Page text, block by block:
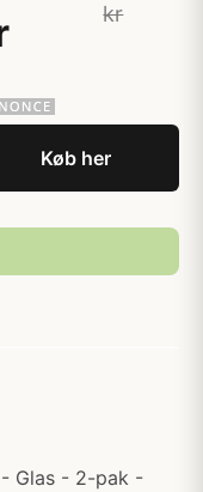
kr
Køb her
Glas - 2-pak -